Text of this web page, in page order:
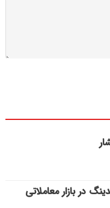
در بازار معاملاتی